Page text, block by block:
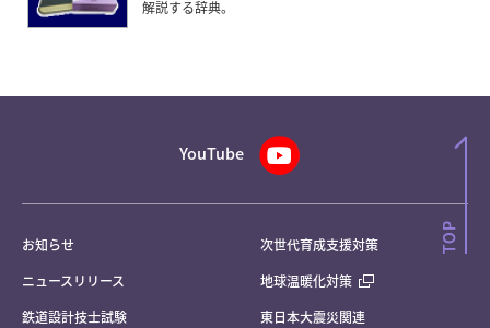
解説する辞典。
YouTube
お知らせ
ニュースリリース
鉄道設計技士試験
次世代育成支援対策
地球温暖化対策
東日本大震災関連